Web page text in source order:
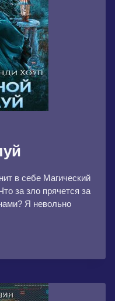
в себе Магический
за зло прячется за
Я невольно